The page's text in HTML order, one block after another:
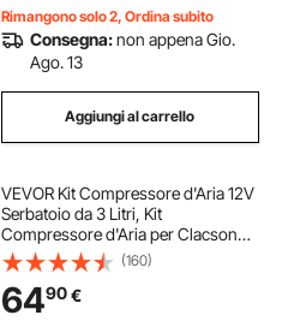
Rimangono solo 2, Ordina subito
Consegna:non appena Gio.
Ago. 13
Aggiungi al carrello
VEVOR Kit Compressore d'Aria 12V
Serbatoio da 3 Litri, Kit
Compressore d'Aria per Clacson
Tromba, Pressione di Esercizio 90-
120 PSI, Sistema di Compressore
d'Aria Integrato per Clacson
Tromba Camion
(160)
6490€